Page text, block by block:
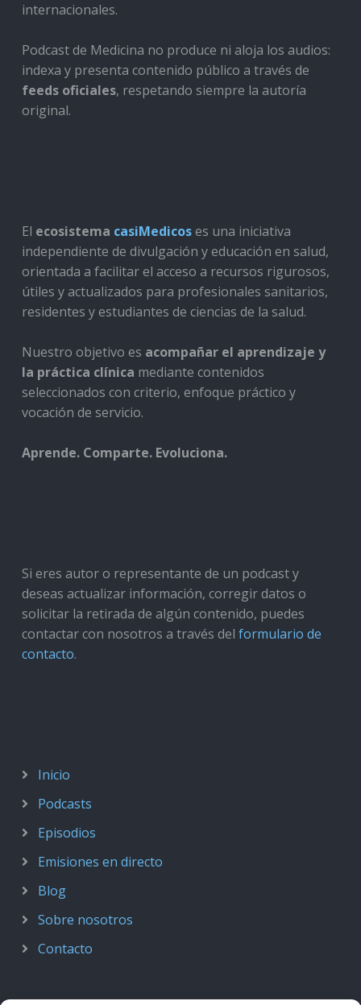
internacionales.
Podcast de Medicina no produce ni aloja los audios:
indexa y presenta contenido público a través de
feeds oficiales, respetando siempre la autoría
original.
El ecosistema casiMedicoses una iniciativa
independiente de divulgación y educación en salud,
orientada a facilitar el acceso a recursos rigurosos,
útiles y actualizados para profesionales sanitarios,
residentes y estudiantes de ciencias de la salud.
Nuestro objetivo es acompañar el aprendizaje y
la práctica clínica mediante contenidos
seleccionados con criterio, enfoque práctico y
vocación de servicio.
Aprende. Comparte. Evoluciona.
Si eres autor o representante de un podcast y
deseas actualizar información, corregir datos o
solicitar la retirada de algún contenido, puedes
contactar con nosotros a través del formulario de
contacto.
Inicio
Podcasts
Episodios
Emisiones en directo
Blog
Sobre nosotros
Contacto